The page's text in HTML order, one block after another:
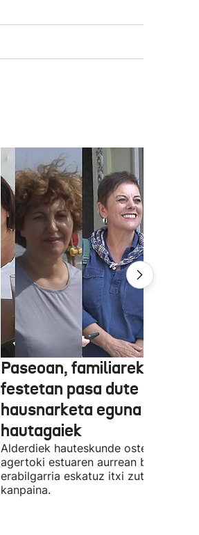
Paseoan, familiarekin edo
festetan pasa dute
hausnarketa eguna
hautagaiek
Alderdiek hauteskunde osteko
agertoki estuaren aurrean boto
erabilgarria eskatuz itxi zuten atzo
kanpaina.